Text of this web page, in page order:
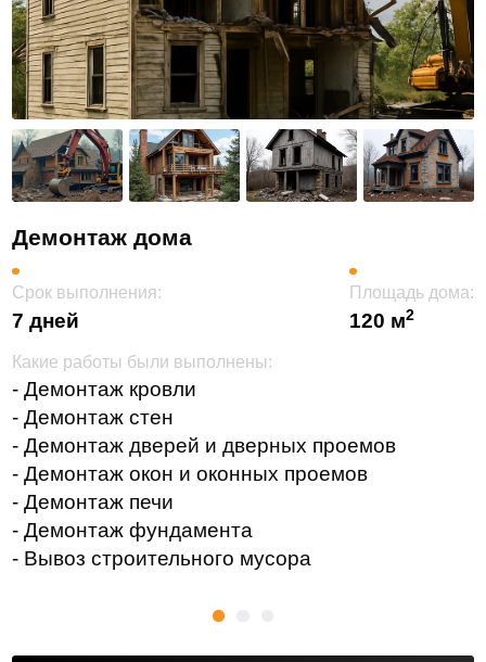
Демонтаж дома
Срок выполнения:
7 дней
Площадь дома:
120 м2
Какие работы были выполнены:
- Демонтаж кровли
- Демонтаж стен
- Демонтаж дверей и дверных проемов
- Демонтаж окон и оконных проемов
- Демонтаж печи
- Демонтаж фундамента
- Вывоз строительного мусора